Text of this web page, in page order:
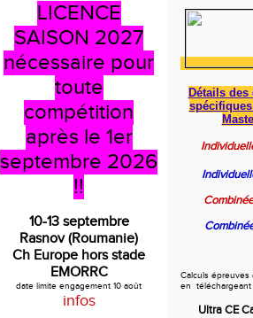
LICENCE
SAISON 2027
nécessaire pour
toute
compétition
après le 1er
septembre 2026
!!
10-13 septembre
Rasnov (Roumanie)
Ch Europe hors stade
EMORRC
date limite engagement 10 août
infos
Détails des
spécifiques
Calculs épreuves
en téléchargeant
Ultra CE